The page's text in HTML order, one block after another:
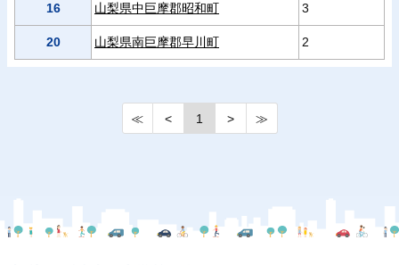
16 山梨県中巨摩郡昭和町 3
20 山梨県南巨摩郡早川町 2
≪ < 1 > ≫